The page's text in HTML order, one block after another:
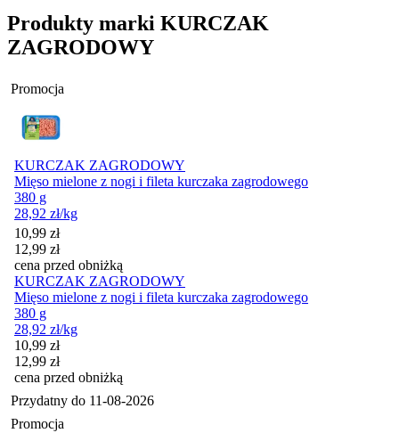
Produkty marki KURCZAK
ZAGRODOWY
Promocja
KURCZAK ZAGRODOWY
Mięso mielone z nogi i fileta kurczaka zagrodowego
380 g
28,92 zł/kg
Cena promocyjna
10,99 zł
12,99 zł
cena przed obniżką
KURCZAK ZAGRODOWY
Mięso mielone z nogi i fileta kurczaka zagrodowego
380 g
28,92 zł/kg
Cena promocyjna
10,99 zł
12,99 zł
cena przed obniżką
Przydatny do 11-08-2026
Promocja